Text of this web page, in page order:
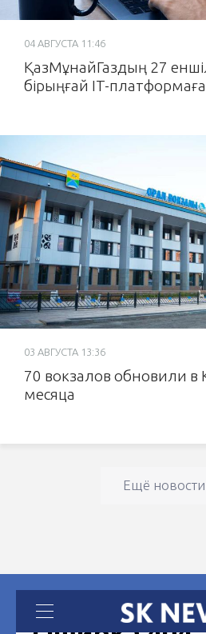
04 АВГУСТА 11:46
ҚазМұнайГаздың 27
бірыңғай IT-
03 АВГУСТА 13:36
70 вокзалов обновили в
месяца
Ещё новости